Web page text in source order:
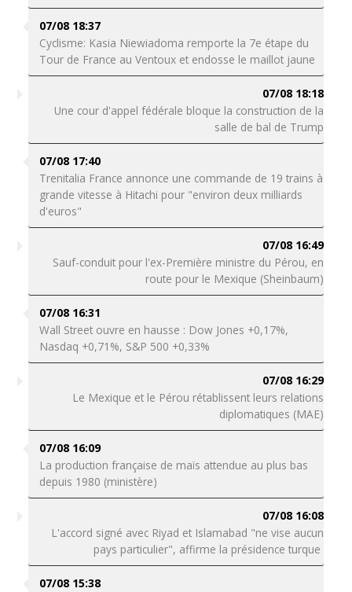
07/08 18:37
Cyclisme: Kasia Niewiadoma remporte la 7e étape du
Tour de France au Ventoux et endosse le maillot jaune
07/08 18:18
Une cour d'appel fédérale bloque la construction de la
salle de bal de Trump
07/08 17:40
Trenitalia France annonce une commande de 19 trains à
grande vitesse à Hitachi pour "environ deux milliards
d'euros"
07/08 16:49
Sauf-conduit pour l'ex-Première ministre du Pérou, en
route pour le Mexique (Sheinbaum)
07/08 16:31
Wall Street ouvre en hausse : Dow Jones +0,17%,
Nasdaq +0,71%, S&P 500 +0,33%
07/08 16:29
Le Mexique et le Pérou rétablissent leurs relations
diplomatiques (MAE)
07/08 16:09
La production française de maïs attendue au plus bas
depuis 1980 (ministère)
07/08 16:08
L'accord signé avec Riyad et Islamabad "ne vise aucun
pays particulier", affirme la présidence turque
07/08 15:38